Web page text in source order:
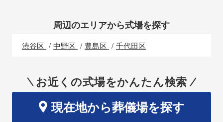
周辺のエリアから式場を探す
渋谷区 中野区 豊島区 千代田区
お近くの式場をかんたん検索
現在地から葬儀場を探す